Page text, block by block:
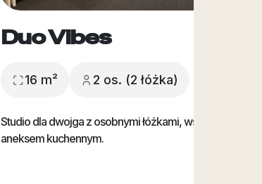
Duo Vibes
16 m² 2 os. (2 łóżka)
Studio dla dwojga z osobnymi łóżkami, wspólną łazienką i
aneksem kuchennym.